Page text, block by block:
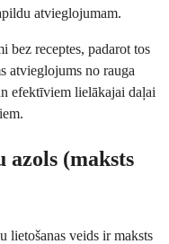
atvieglojumam.
bez receptes, padarot tos
atvieglojums no rauga
efektīviem lielākajai daļai
azols (maksts
lietošanas veids ir maksts